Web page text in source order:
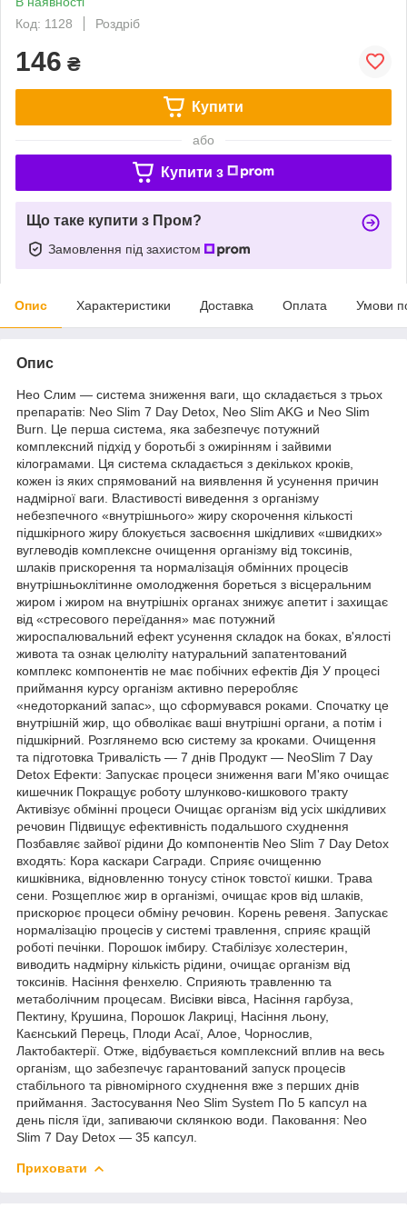
Код: 1128
Роздріб
146 ₴
Купити
або
Купити з
Що таке купити з Пром?
Замовлення під захистом
Опис Характеристики Доставка Оплата Умови
Опис
Нео Слим — система зниження ваги, що складається з трьох
препаратів: Neo Slim 7 Day Detox, Neo Slim AKG и Neo Slim
Burn. Це перша система, яка забезпечує потужний
комплексний підхід у боротьбі з ожирінням і зайвими
кілограмами. Ця система складається з декількох кроків,
кожен із яких спрямований на виявлення й усунення причин
надмірної ваги. Властивості виведення з організму
небезпечного «внутрішнього» жиру скорочення кількості
підшкірного жиру блокується засвоєння шкідливих «швидких»
вуглеводів комплексне очищення організму від токсинів,
шлаків прискорення та нормалізація обмінних процесів
внутрішньоклітинне омолодження бореться з вісцеральним
жиром і жиром на внутрішніх органах знижує апетит і захищає
від «стресового переїдання» має потужний
жироспалювальний ефект усунення складок на боках, в'ялості
живота та ознак целюліту натуральний запатентований
комплекс компонентів не має побічних ефектів Дія У процесі
приймання курсу організм активно переробляє
«недоторканий запас», що сформувався роками. Спочатку це
внутрішній жир, що обволікає ваші внутрішні органи, а потім і
підшкірний. Розглянемо всю систему за кроками. Очищення
та підготовка Тривалість — 7 днів Продукт — NeoSlim 7 Day
Detox Ефекти: Запускає процеси зниження ваги М'яко очищає
кишечник Покращує роботу шлунково-кишкового тракту
Активізує обмінні процеси Очищає організм від усіх шкідливих
речовин Підвищує ефективність подальшого схуднення
Позбавляє зайвої рідини До компонентів Neo Slim 7 Day Detox
входять: Кора каскари Сагради. Сприяє очищенню
кишківника, відновленню тонусу стінок товстої кишки. Трава
сени. Розщеплює жир в організмі, очищає кров від шлаків,
прискорює процеси обміну речовин. Корень ревеня. Запускає
нормалізацію процесів у системі травлення, сприяє кращій
роботі печінки. Порошок імбиру. Стабілізує холестерин,
виводить надмірну кількість рідини, очищає організм від
токсинів. Насіння фенхелю. Сприяють травленню та
метаболічним процесам. Висівки вівса, Насіння гарбуза,
Пектину, Крушина, Порошок Лакриці, Насіння льону,
Каєнський Перець, Плоди Асаї, Алое, Чорнослив,
Лактобактерії. Отже, відбувається комплексний вплив на весь
організм, що забезпечує гарантований запуск процесів
стабільного та рівномірного схуднення вже з перших днів
приймання. Застосування Neo Slim System По 5 капсул на
день після їди, запиваючи склянкою води. Паковання: Neo
Slim 7 Day Detox — 35 капсул.
Приховати